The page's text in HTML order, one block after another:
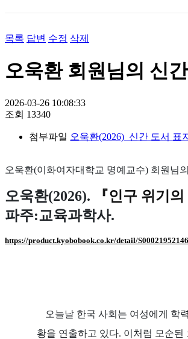
목록 답변 수정 삭제
오욱환 회원님의 신
2026-03-26 10:08:33
조회 13340
첨부파일 오욱환(2026)_신간 도서 표
오욱환(이화여자대학교 명예교수) 회원님
오욱환(2026). 『인구 위기
파주:교육과학사.
https://product.kyobobook.co.kr/detail/
오늘날 한국 사회는 여성에게 학
황을 연출하고 있다. 이처럼 모순된